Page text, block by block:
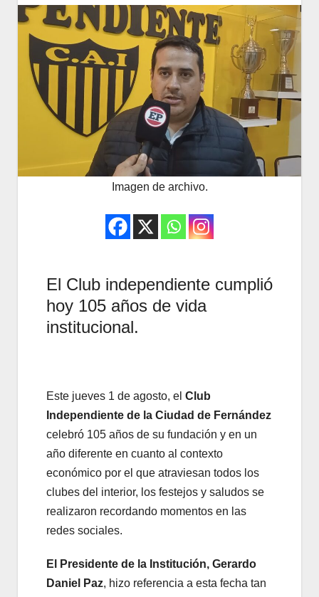
Imagen de archivo.
El Club independiente cumplió
hoy 105 años de vida
institucional.
Este jueves 1 de agosto, el Club
Independiente de la Ciudad de Fernández
celebró 105 años de su fundación y en un
año diferente en cuanto al contexto
económico por el que atraviesan todos los
clubes del interior, los festejos y saludos se
realizaron recordando momentos en las
redes sociales.
El Presidente de la Institución, Gerardo
Daniel Paz, hizo referencia a esta fecha tan